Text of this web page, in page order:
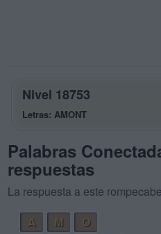
Nivel 18753
Letras: AMONT
Palabras
respuestas
La respuesta a este
A
M
O